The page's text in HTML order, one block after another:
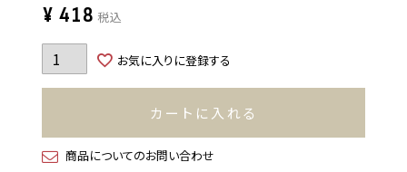
¥ 418 税込
お気に入りに登録する
カートに入れる
商品についてのお問い合わせ